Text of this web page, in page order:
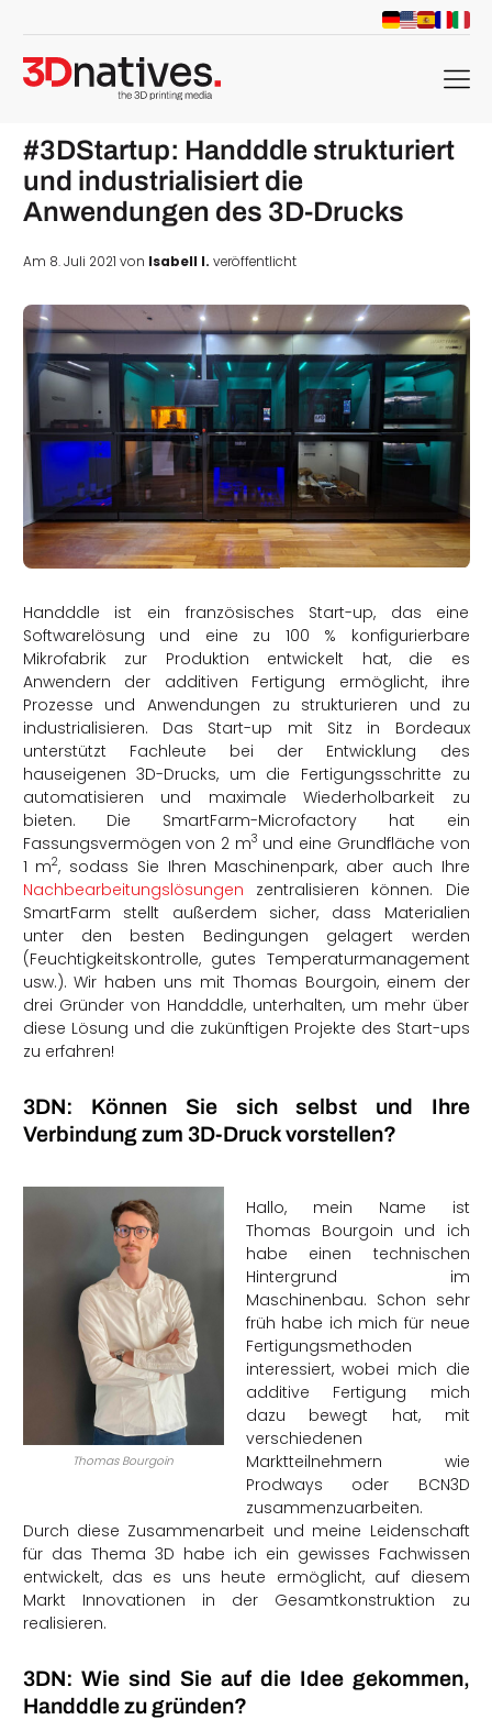
menu
#3DStartup: Handddle strukturiert
und industrialisiert die
Anwendungen des 3D-Drucks
Am 8. Juli 2021 von Isabell I. veröffentlicht
Handddle ist ein französisches Start-up, das eine
Softwarelösung und eine zu 100 % konfigurierbare
Mikrofabrik zur Produktion entwickelt hat, die es
Anwendern der additiven Fertigung ermöglicht, ihre
Prozesse und Anwendungen zu strukturieren und zu
industrialisieren. Das Start-up mit Sitz in Bordeaux
unterstützt Fachleute bei der Entwicklung des
hauseigenen 3D-Drucks, um die Fertigungsschritte zu
automatisieren und maximale Wiederholbarkeit zu
bieten. Die SmartFarm-Microfactory hat ein
Fassungsvermögen von 2 m3 und eine Grundfläche von
1 m2, sodass Sie Ihren Maschinenpark, aber auch Ihre
Nachbearbeitungslösungen zentralisieren können. Die
SmartFarm stellt außerdem sicher, dass Materialien
unter den besten Bedingungen gelagert werden
(Feuchtigkeitskontrolle, gutes Temperaturmanagement
usw.). Wir haben uns mit Thomas Bourgoin, einem der
drei Gründer von Handddle, unterhalten, um mehr über
diese Lösung und die zukünftigen Projekte des Start-ups
zu erfahren!
3DN: Können Sie sich selbst und Ihre
Verbindung zum 3D-Druck vorstellen?
Thomas Bourgoin
Hallo, mein Name ist
Thomas Bourgoin und ich
habe einen technischen
Hintergrund im
Maschinenbau. Schon sehr
früh habe ich mich für neue
Fertigungsmethoden
interessiert, wobei mich die
additive Fertigung mich
dazu bewegt hat, mit
verschiedenen
Marktteilnehmern wie
Prodways oder BCN3D
zusammenzuarbeiten.
Durch diese Zusammenarbeit und meine Leidenschaft
für das Thema 3D habe ich ein gewisses Fachwissen
entwickelt, das es uns heute ermöglicht, auf diesem
Markt Innovationen in der Gesamtkonstruktion zu
realisieren.
3DN: Wie sind Sie auf die Idee gekommen,
Handddle zu gründen?